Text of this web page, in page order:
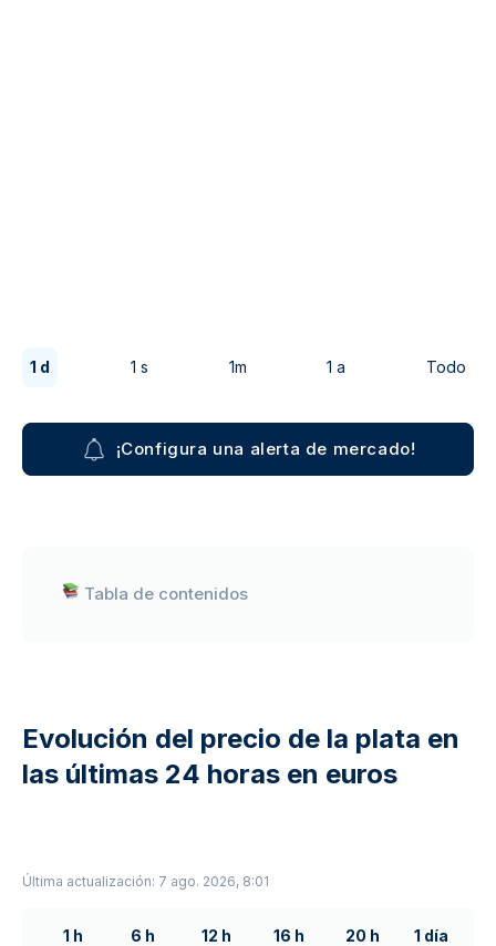
1 d 1 s 1m 1 a Todo
¡Configura una alerta de mercado!
Tabla de contenidos
Evolución del precio de la plata en
las últimas 24 horas en euros
Última actualización: 7 ago. 2026, 8:01
1 h 6 h 12 h 16 h 20 h 1 día